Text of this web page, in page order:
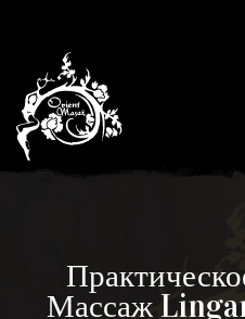
Массаж